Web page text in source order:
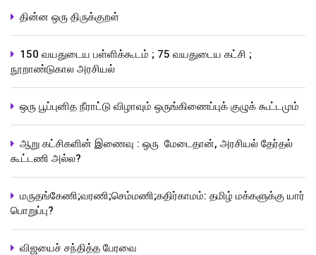
தின்ன ஒரு திருக்குறள்
150 வயதுடைய பள்ளிக்கூடம் ; 75 வயதுடைய கட்சி ;
நூறாண்டுகால அரசியல்
ஒரு பூப்புனித நீராட்டு விழாவும் ஒருங்கிணைப்புக் குழுக் கூட்டமும்
ஆறு கட்சிகளின் இணைவு : ஒரு மேடைதான், அரசியல் தேர்தல்
கூட்டணி அல்ல?
மருதங்கேணி;வரணி;செம்மணி;கதிர்காமம்: தமிழ் மக்களுக்கு யார்
பொறுப்பு?
விஜயைச் சந்தித்த பேரவை